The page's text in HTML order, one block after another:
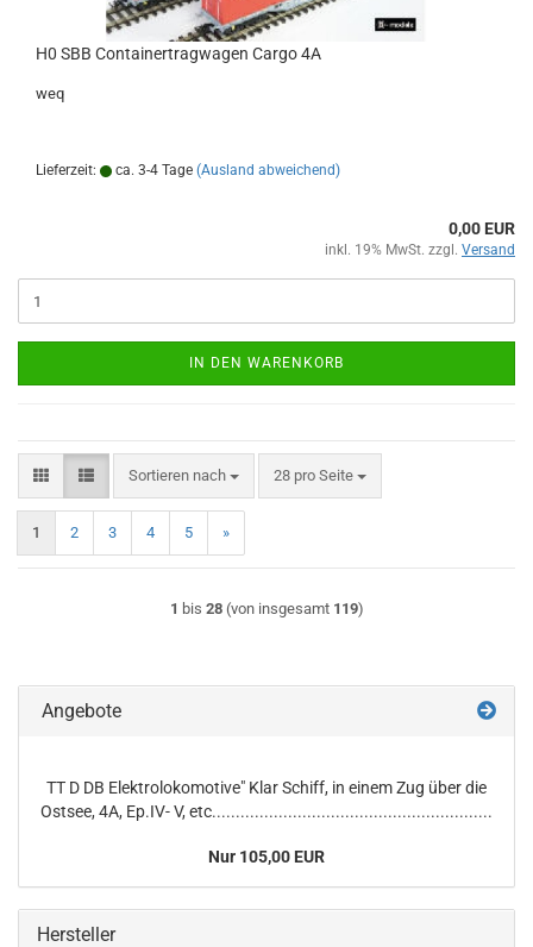
H0 SBB Containertragwagen Cargo 4A
weq
Lieferzeit: ca. 3-4 Tage (Ausland abweichend)
0,00 EUR
inkl. 19% MwSt. zzgl. Versand
IN DEN WARENKORB
Sortieren nach
Sortieren nach 28 pro Seite
pro Seite
1 2 3 4 5 »
1 bis 28(von insgesamt 119)
Angebote
TT D DB Elektrolokomotive" Klar Schiff, in einem Zug über die
Ostsee, 4A, Ep.IV- V, etc...........................................................
Nur 105,00 EUR
Hersteller